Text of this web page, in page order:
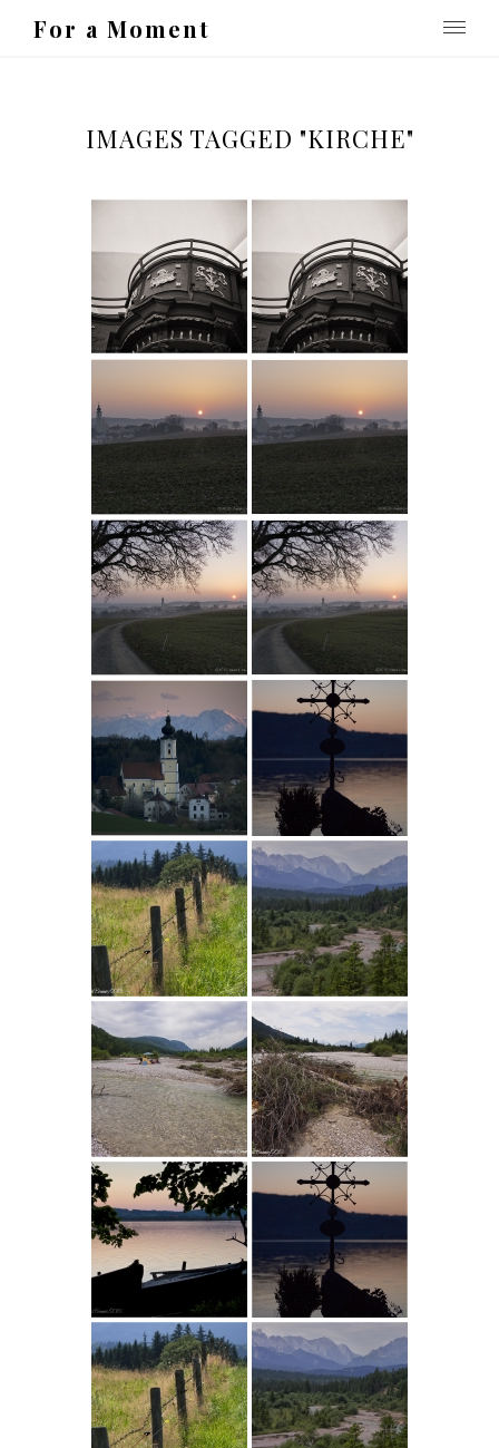
For a Moment
IMAGES TAGGED "KIRCHE"